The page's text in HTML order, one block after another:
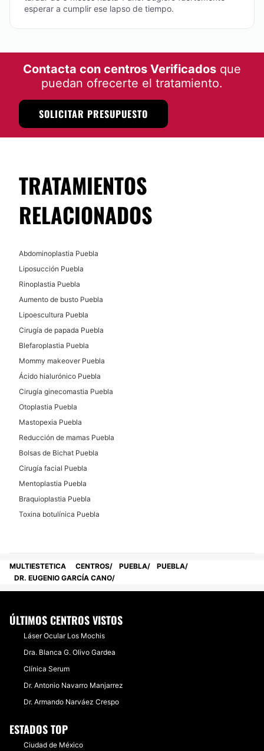
esperar a cumplir ese lapso de tiempo.
Contacta con centros Verificados que
puedan ofrecerte el tratamiento.
SOLICITAR PRESUPUESTO
TRATAMIENTOS
RELACIONADOS
Abdominoplastia Puebla
Liposucción Puebla
Rinoplastia Puebla
Aumento de busto Puebla
Lipoescultura Puebla
Cirugía de papada Puebla
Blefaroplastia Puebla
Mommy makeover Puebla
Ácido hialurónico Puebla
Cirugía ginecomastia Puebla
Otoplastia Puebla
Mastopexia Puebla
Reducción de mamas Puebla
Bolsas de Bichat Puebla
Cirugía facial Puebla
Mentoplastia Puebla
Braquioplastia Puebla
Toxina botulínica Puebla
MULTIESTETICA CENTROS PUEBLA
PUEBLA
DR. EUGENIO GARCÍA CANO
ÚLTIMOS CENTROS VISTOS
​Láser Ocular Los Mochis
​Dra. Blanca G. Olivo Gardea
Clínica Serum
Dr. Antonio Navarro Manjarrez
Dr. Armando Narváez Crespo
ESTADOS TOP
Ciudad de México